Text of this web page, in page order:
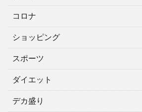
コロナ
ショッピング
スポーツ
ダイエット
デカ盛り